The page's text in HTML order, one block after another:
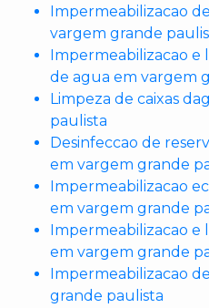
Impermeabilizacao
vargem grande
Impermeabilizacao e
de agua em vargem
Limpeza de caixas
paulista
Desinfeccao de
em vargem grande
Impermeabilizacao
em vargem grande
Impermeabilizacao e
em vargem grande
Impermeabilizacao
grande paulista